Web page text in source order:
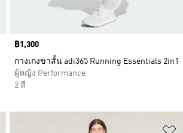
Price
฿1,300
กางเกงขาสั้น adi365 Running Essentials 2in1
ผู้หญิง Performance
2 สี
เพิ่มไปยังรายการสินค้าโปรด